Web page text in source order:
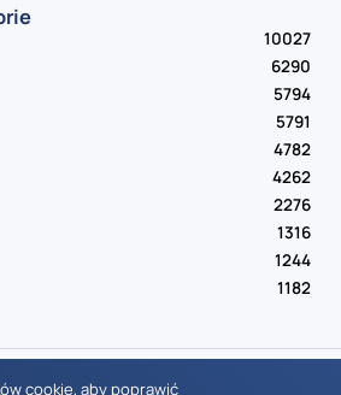
10027
6290
5794
5791
4782
4262
2276
1316
1244
1182
– All Right Reserved 2016-2026
cookie, aby poprawić